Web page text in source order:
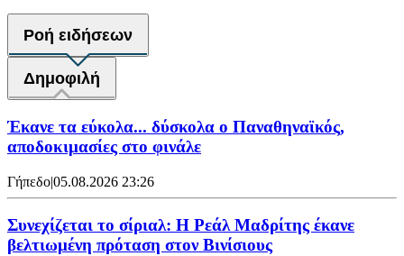
Ροή ειδήσεων
Δημοφιλή
Έκανε τα εύκολα... δύσκολα ο Παναθηναϊκός,
αποδοκιμασίες στο φινάλε
Γήπεδο|05.08.2026 23:26
Συνεχίζεται το σίριαλ: Η Ρεάλ Μαδρίτης έκανε
βελτιωμένη πρόταση στον Βινίσιους